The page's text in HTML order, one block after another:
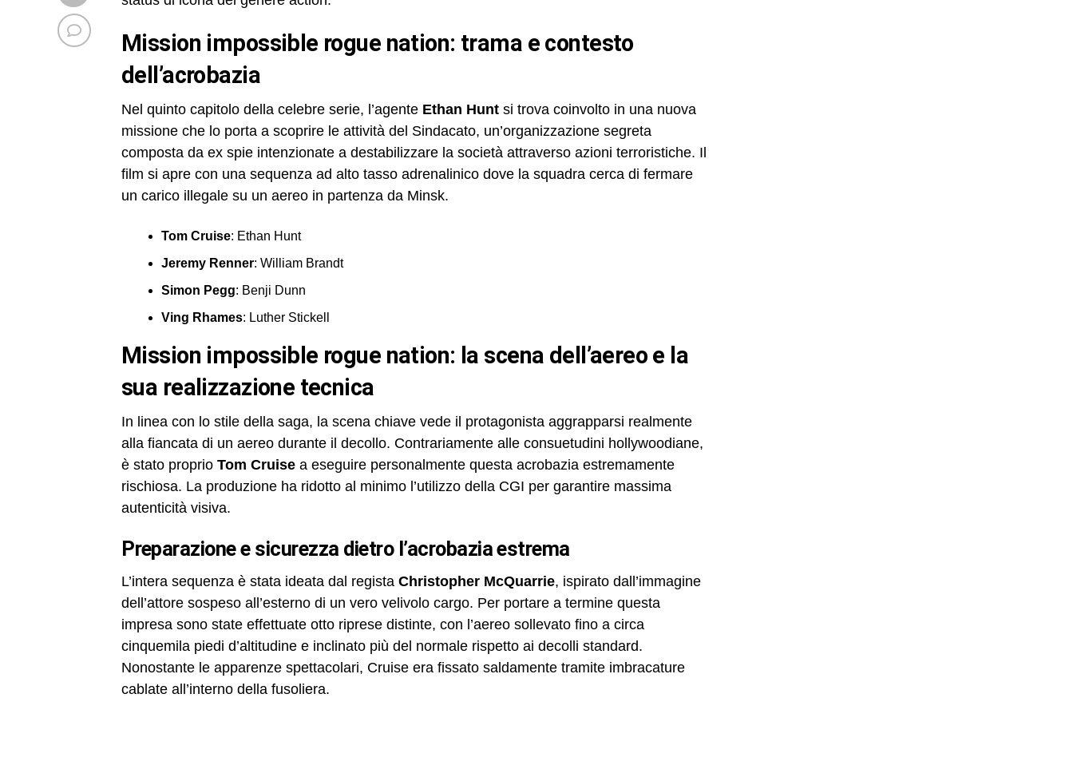
mission impossible rogue nation: trama e contesto
dell’acrobazia
Nel quinto capitolo della celebre serie, l’agente Ethan Hunt si trova coinvolto in una nuova
missione che lo porta a scoprire le attività del Sindacato, un’organizzazione segreta
composta da ex spie intenzionate a destabilizzare la società attraverso azioni terroristiche. Il
film si apre con una sequenza ad alto tasso adrenalinico dove la squadra cerca di fermare
un carico illegale su un aereo in partenza da Minsk.
Tom Cruise: Ethan Hunt
Jeremy Renner: William Brandt
Simon Pegg: Benji Dunn
Ving Rhames: Luther Stickell
mission impossible rogue nation: la scena dell’aereo e la
sua realizzazione tecnica
In linea con lo stile della saga, la scena chiave vede il protagonista aggrapparsi realmente
alla fiancata di un aereo durante il decollo. Contrariamente alle consuetudini hollywoodiane,
è stato proprio Tom Cruise a eseguire personalmente questa acrobazia estremamente
rischiosa. La produzione ha ridotto al minimo l’utilizzo della CGI per garantire massima
autenticità visiva.
preparazione e sicurezza dietro l’acrobazia estrema
L’intera sequenza è stata ideata dal regista Christopher McQuarrie, ispirato dall’immagine
dell’attore sospeso all’esterno di un vero velivolo cargo. Per portare a termine questa
impresa sono state effettuate otto riprese distinte, con l’aereo sollevato fino a circa
cinquemila piedi d’altitudine e inclinato più del normale rispetto ai decolli standard.
Nonostante le apparenze spettacolari, Cruise era fissato saldamente tramite imbracature
cablate all’interno della fusoliera.